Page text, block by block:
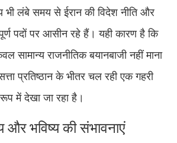
भी लंबे समय से ईरान की विदेश नीति और
पदों पर आसीन रहे हैं। यही कारण है कि
सामान्य राजनीतिक बयानबाजी नहीं माना
प्रतिष्ठान के भीतर चल रही एक गहरी
में देखा जा रहा है।
और भविष्य की संभावनाएं